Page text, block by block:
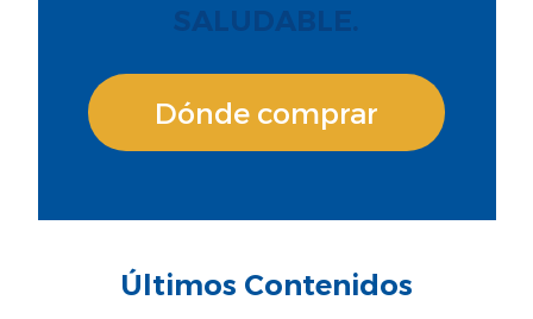
SALUDABLE.
Dónde comprar
Últimos Contenidos